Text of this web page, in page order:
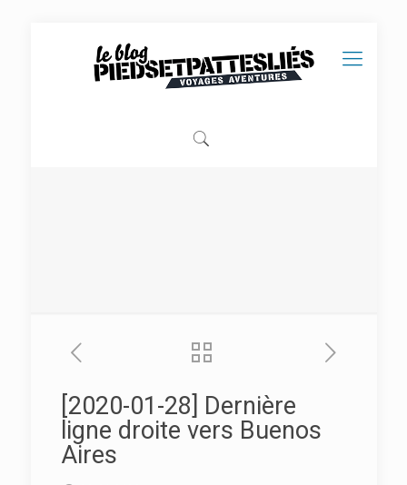
[2020-01-28] Dernière
ligne droite vers Buenos
Aires